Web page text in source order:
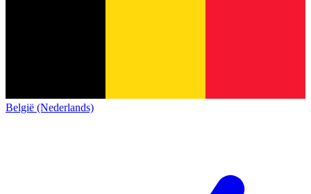
België (Nederlands)